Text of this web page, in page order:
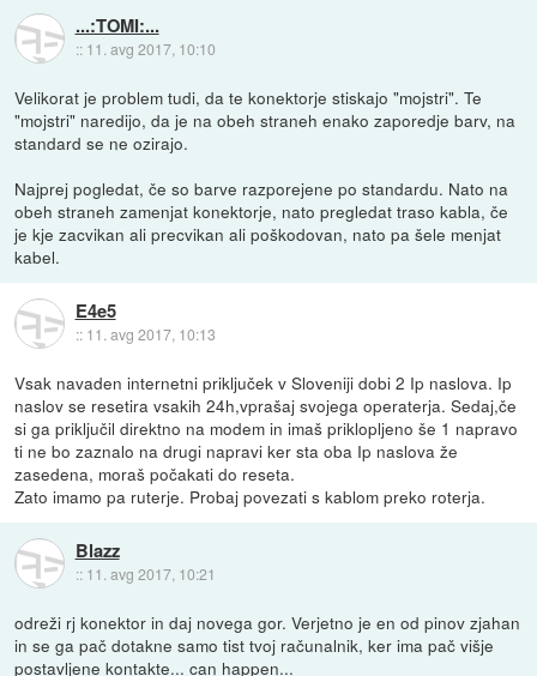
...:TOMI:...
:: 11. avg 2017, 10:10
Velikorat je problem tudi, da te konektorje stiskajo "mojstri". Te
"mojstri" naredijo, da je na obeh straneh enako zaporedje barv, na
standard se ne ozirajo.
Najprej pogledat, če so barve razporejene po standardu. Nato na
obeh straneh zamenjat konektorje, nato pregledat traso kabla, če
je kje zacvikan ali precvikan ali poškodovan, nato pa šele menjat
kabel.
E4e5
:: 11. avg 2017, 10:13
Vsak navaden internetni priključek v Sloveniji dobi 2 Ip naslova. Ip
naslov se resetira vsakih 24h,vprašaj svojega operaterja. Sedaj,če
si ga priključil direktno na modem in imaš priklopljeno še 1 napravo
ti ne bo zaznalo na drugi napravi ker sta oba Ip naslova že
zasedena, moraš počakati do reseta.
Zato imamo pa ruterje. Probaj povezati s kablom preko roterja.
Blazz
:: 11. avg 2017, 10:21
odreži rj konektor in daj novega gor. Verjetno je en od pinov zjahan
in se ga pač dotakne samo tist tvoj računalnik, ker ima pač višje
postavljene kontakte... can happen...